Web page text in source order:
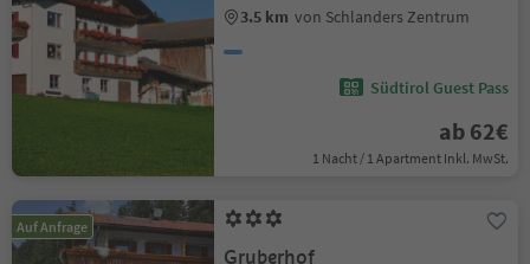
3.5 km von Schlanders Zentrum
Südtirol Guest Pass
ab 62€
1 Nacht / 1 Apartment Inkl. MwSt.
Auf Anfrage
Gruberhof